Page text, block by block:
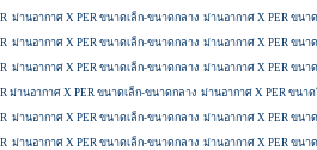
ม่านอากาศ X PER ขนาดเล็ก-ขนาดกลาง ม่านอากาศ X PER ขนา
ม่านอากาศ X PER ขนาดเล็ก-ขนาดกลาง ม่านอากาศ X PER ขนา
ม่านอากาศ X PER ขนาดเล็ก-ขนาดกลาง ม่านอากาศ X PER ขนา
ม่านอากาศ X PER ขนาดเล็ก-ขนาดกลาง ม่านอากาศ X PER ขนา
ม่านอากาศ X PER ขนาดเล็ก-ขนาดกลาง ม่านอากาศ X PER ขนา
ม่านอากาศ X PER ขนาดเล็ก-ขนาดกลาง ม่านอากาศ X PER ขนา